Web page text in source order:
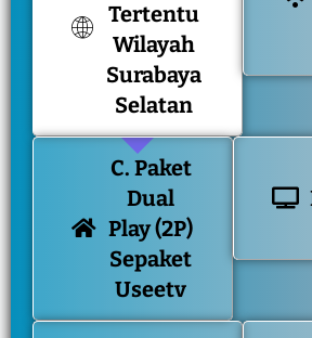
Tertentu
Wilayah
Surabaya
Selatan
C. Paket
Dual
Play (2P)
Sepaket
Useetv